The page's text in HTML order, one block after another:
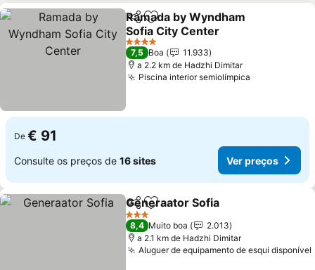
PartilharAdicionar aos favoritos
Ramada by Wyndham
Sofia City Center
4 Estrelas
7,5 Boa
11.933
a 2.2 km de Hadzhi Dimitar
Piscina interior semiolímpica
De € 91
Consulte os preços de 16 sites Ver preços
PartilharAdicionar aos favoritos
Generaator Sofia
3 Estrelas
8,4 Muito boa
2.013
a 2.1 km de Hadzhi Dimitar
Aluguer de equipamento de esqui disponível